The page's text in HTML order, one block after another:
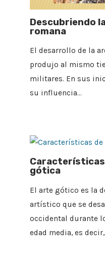
Descubriendo
romana
El desarrollo de la
produjo al mismo
militares. En sus
su influencia…
gótica
El arte gótico es la
artístico que se
occidental durante
edad media, es